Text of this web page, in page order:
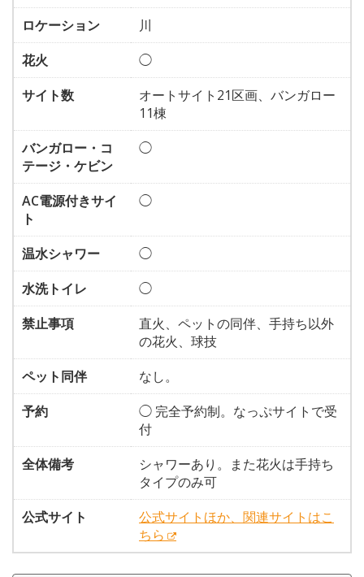
ロケーション
川
花火
◯
サイト数
オートサイト21区画、バンガロー
11棟
バンガロー・コ
テージ・ケビン
◯
AC電源付きサイ
ト
◯
温水シャワー
◯
水洗トイレ
◯
禁止事項
直火、ペットの同伴、手持ち以外
の花火、球技
ペット同伴
なし。
予約
◯ 完全予約制。なっぷサイトで受
付
全体備考
シャワーあり。また花火は手持ち
タイプのみ可
公式サイト
公式サイトほか、関連サイトはこ
ちら